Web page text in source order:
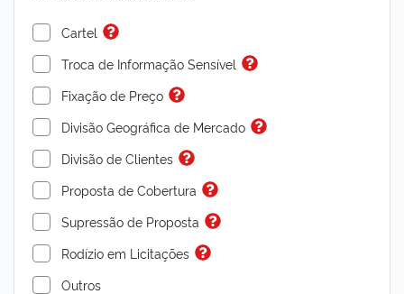
Cartel
Troca de Informação Sensível
Fixação de Preço
Divisão Geográfica de Mercado
Divisão de Clientes
Proposta de Cobertura
Supressão de Proposta
Rodízio em Licitações
Outros